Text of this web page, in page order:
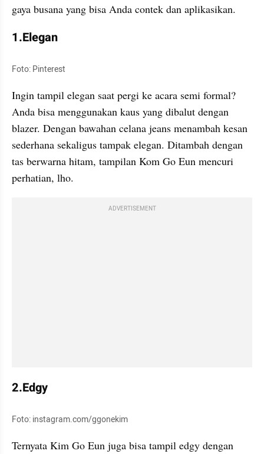
gaya busana yang bisa Anda contek dan aplikasikan.
1.Elegan
Foto: Pinterest
Ingin tampil elegan saat pergi ke acara semi formal?
Anda bisa menggunakan kaus yang dibalut dengan
blazer. Dengan bawahan celana jeans menambah kesan
sederhana sekaligus tampak elegan. Ditambah dengan
tas berwarna hitam, tampilan Kom Go Eun mencuri
perhatian, lho.
ADVERTISEMENT
2.Edgy
Foto: instagram.com/ggonekim
Ternyata Kim Go Eun juga bisa tampil edgy dengan